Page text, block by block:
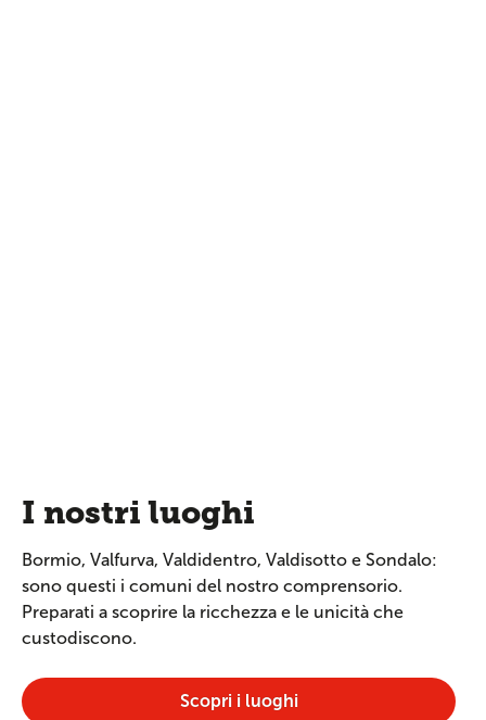
I nostri luoghi
Bormio, Valfurva, Valdidentro, Valdisotto e Sondalo:
sono questi i comuni del nostro comprensorio.
Preparati a scoprire la ricchezza e le unicità che
custodiscono.
Scopri i luoghi